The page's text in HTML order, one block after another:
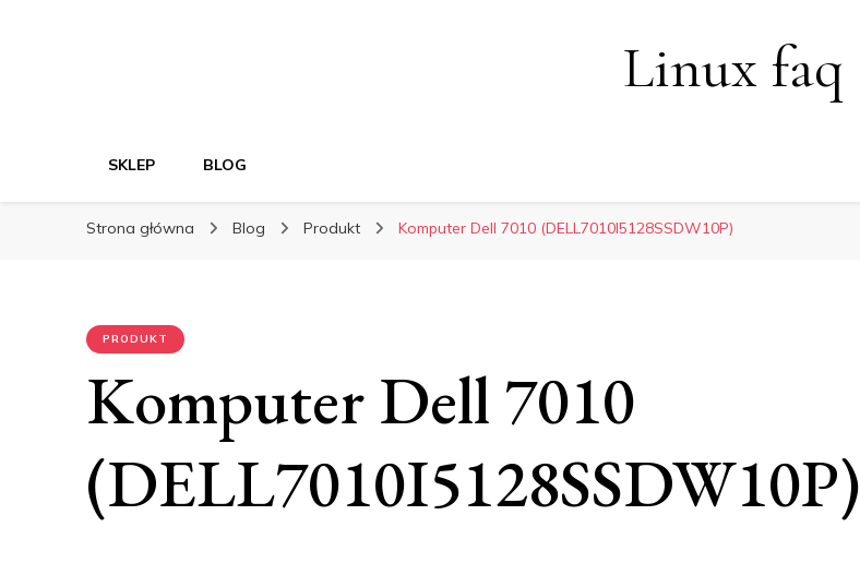
Linux faq
SKLEP BLOG
Strona główna Blog Produkt Komputer Dell 7010 (DELL7010I5128SSDW10P)
PRODUKT
Komputer Dell 7010
(DELL7010I5128SSDW10P)